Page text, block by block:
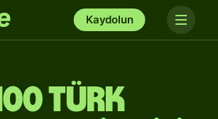
Kaydolun
Türk